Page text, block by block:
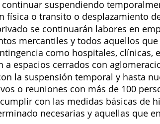
continuar suspendiendo
física o transito o desplazamiento
se continuarán labores en
mercantiles y todos aquellos
como hospitales, clínicas,
a espacios cerrados con
la suspensión temporal y hasta
o reuniones con más de 100
con las medidas básicas de
necesarias y aquellas que